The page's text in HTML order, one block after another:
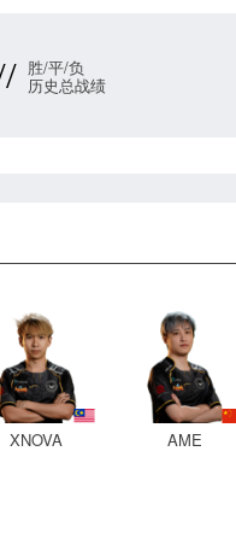
胜/平/负
历史总战绩
XNOVA AME